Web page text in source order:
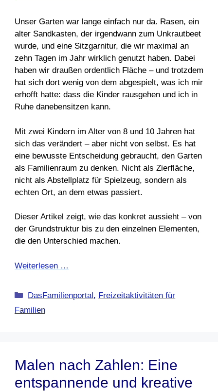
Unser Garten war lange einfach nur da. Rasen, ein
alter Sandkasten, der irgendwann zum Unkrautbeet
wurde, und eine Sitzgarnitur, die wir maximal an
zehn Tagen im Jahr wirklich genutzt haben. Dabei
haben wir draußen ordentlich Fläche – und trotzdem
hat sich dort wenig von dem abgespielt, was ich mir
erhofft hatte: dass die Kinder rausgehen und ich in
Ruhe danebensitzen kann.
Mit zwei Kindern im Alter von 8 und 10 Jahren hat
sich das verändert – aber nicht von selbst. Es hat
eine bewusste Entscheidung gebraucht, den Garten
als Familienraum zu denken. Nicht als Zierfläche,
nicht als Abstellplatz für Spielzeug, sondern als
echten Ort, an dem etwas passiert.
Dieser Artikel zeigt, wie das konkret aussieht – von
der Grundstruktur bis zu den einzelnen Elementen,
die den Unterschied machen.
Weiterlesen …
Kategorien
DasFamilienportal, Freizeitaktivitäten für
Familien
Malen nach Zahlen: Eine
entspannende und kreative